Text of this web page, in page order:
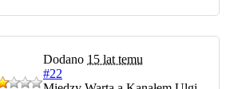
Dodano 15 lat temu
#22